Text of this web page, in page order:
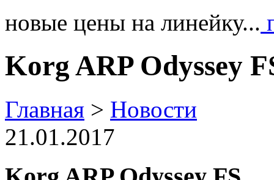
новые цены на линейку...
Korg ARP Odyssey
Главная > Новости
21.01.2017